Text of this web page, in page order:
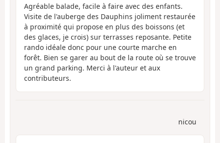
Agréable balade, facile à faire avec des enfants.
Visite de l'auberge des Dauphins joliment restaurée
à proximité qui propose en plus des boissons (et
des glaces, je crois) sur terrasses reposante. Petite
rando idéale donc pour une courte marche en
forêt. Bien se garer au bout de la route où se trouve
un grand parking. Merci à l'auteur et aux
contributeurs.
nicou